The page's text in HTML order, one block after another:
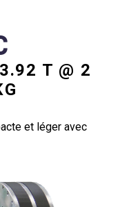
T @ 2
et léger avec